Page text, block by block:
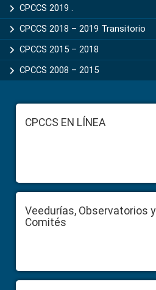
CPCCS 2019 .
CPCCS 2018 – 2019 Transitorio
CPCCS 2015 – 2018
CPCCS 2008 – 2015
FooterCPCCS EN LÍNEA
Veedurías, Observatorios y
Comités